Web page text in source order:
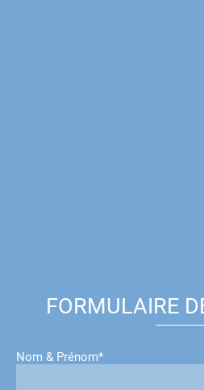
FORMULAIRE
Nom & Prénom*